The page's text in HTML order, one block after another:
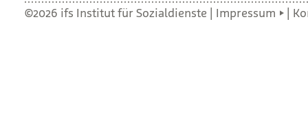
©2026 ifs Institut für Sozialdienste | Impressum